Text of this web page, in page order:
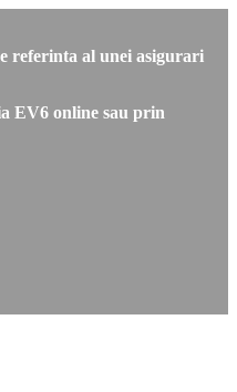
referinta al unei asigurari
EV6 online sau prin